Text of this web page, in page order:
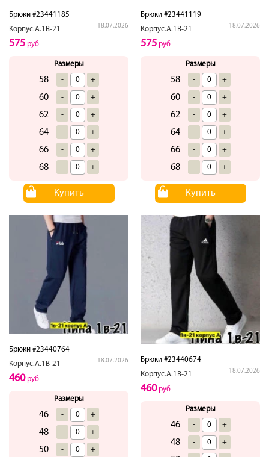
Брюки #23441185
Корпус.А.1В-21
18.07.2026
575 руб
Размеры
58 - +
60 - +
62 - +
64 - +
66 - +
68 - +
Купить
Брюки #23441119
Корпус.А.1В-21
18.07.2026
575 руб
Размеры
58 - +
60 - +
62 - +
64 - +
66 - +
68 - +
Купить
Брюки #23440764
Корпус.А.1В-21
18.07.2026
460руб
Размеры
46 - +
48 - +
50 - +
Брюки #23440674
Корпус.А.1В-21
18.07.2026
460руб
Размеры
46 - +
48 - +